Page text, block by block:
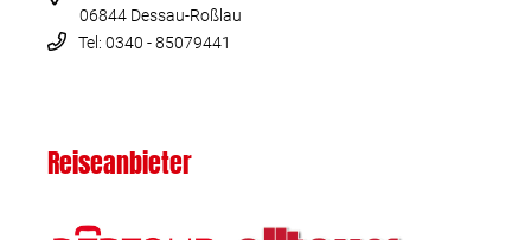
06844 Dessau-Roßlau
Tel: 0340 - 85079441
Reiseanbieter